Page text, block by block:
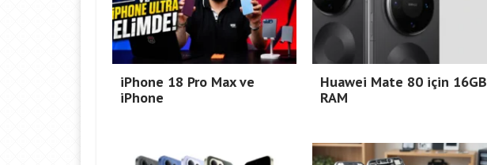
iPhone 18 Pro Max ve
iPhone
Huawei Mate 80 için 16GB
RAM